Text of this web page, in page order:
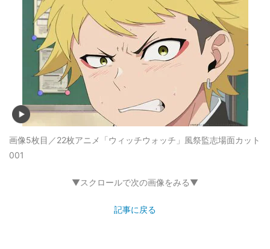
画像5枚目／22枚アニメ「ウィッチウォッチ」風祭監志場面カット
001
▼スクロールで次の画像をみる▼
記事に戻る